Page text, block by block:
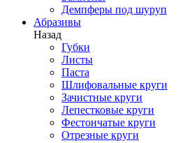
Демпферы под шуруп
Абразивы
Назад
Губки
Листы
Паста
Шлифовальные круги
Зачистные круги
Лепестковые круги
Фестончатые круги
Отрезные круги